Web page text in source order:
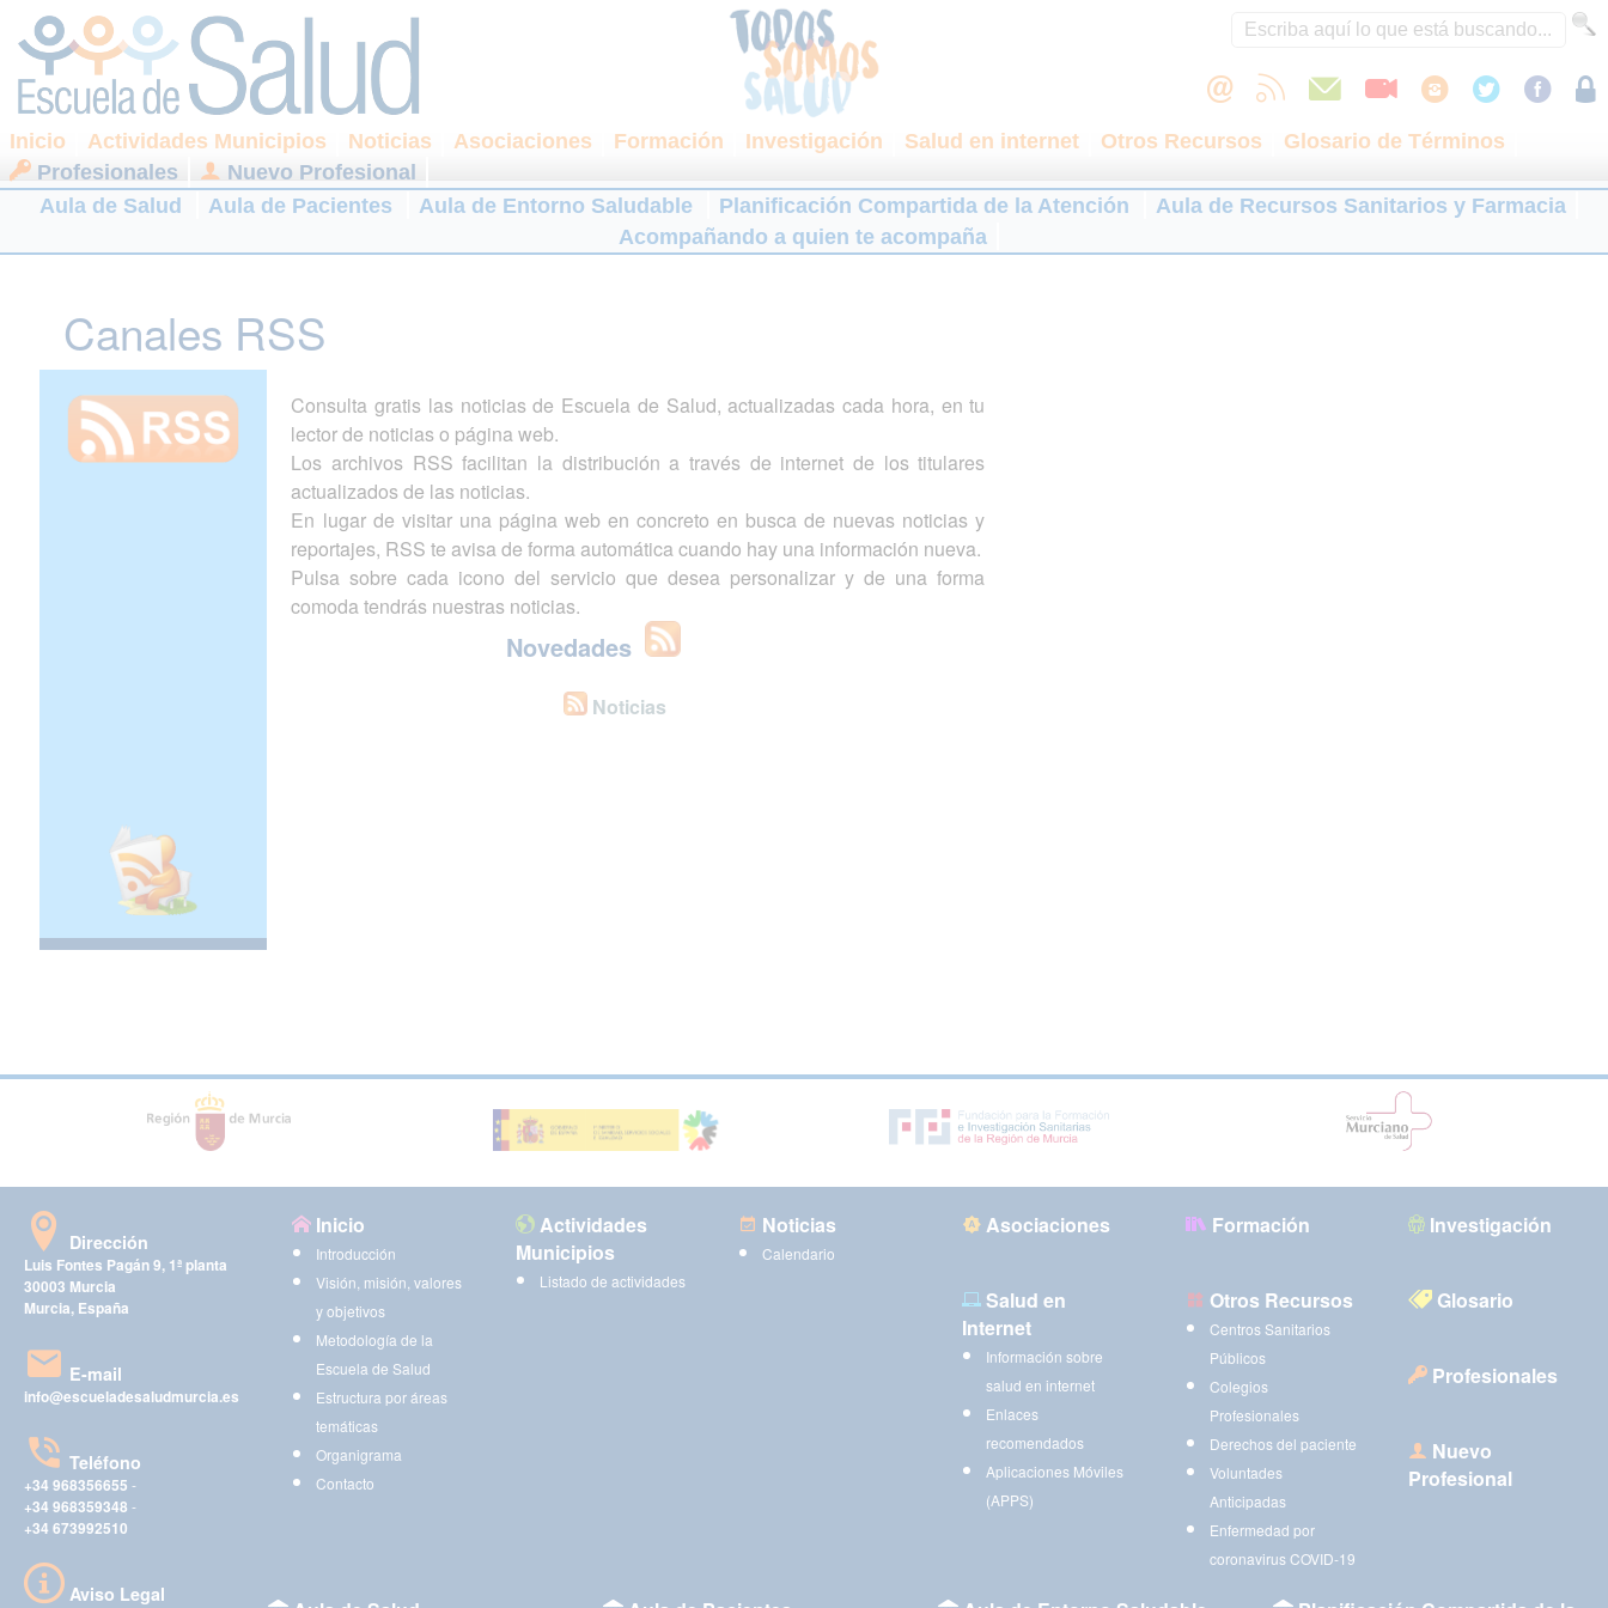
Inicio Actividades Municipios Noticias Asociaciones Formación Investigación Salud en internet Otros Recursos
Glosario de Términos
Profesionales
Nuevo Profesional
Aula de Salud
Aula de Pacientes Aula de Entorno Saludable Planificación Compartida de la Atención
Aula de Recursos Sanitarios y Farmacia
Acompañando a quien te acompaña
Canales RSS
Consulta gratis las noticias de Escuela de Salud, actualizadas cada hora, en tu
lector de noticias o página web.
Los archivos RSS facilitan la distribución a través de internet de los titulares
actualizados de las noticias.
En lugar de visitar una página web en concreto en busca de nuevas noticias y
reportajes, RSS te avisa de forma automática cuando hay una información nueva.
Pulsa sobre cada icono del servicio que desea personalizar y de una forma
comoda tendrás nuestras noticias.
Novedades
Noticias
Dirección
Luis Fontes Pagán 9, 1ª planta
30003 Murcia
Murcia, España
E-mail
info@escueladesaludmurcia.es
Teléfono
+34 968356655 -
+34 968359348 -
+34 673992510
Aviso Legal
Inicio
Introducción
Visión, misión, valores
y objetivos
Metodología de la
Escuela de Salud
Estructura por áreas
temáticas
Organigrama
Contacto
Actividades
Municipios
Listado de actividades
Noticias
Calendario
Asociaciones Formación Investigación
Salud en
Internet
Información sobre
salud en internet
Enlaces
recomendados
Aplicaciones Móviles
(APPS)
Otros Recursos
Centros Sanitarios
Públicos
Colegios
Profesionales
Derechos del paciente
Voluntades
Anticipadas
Enfermedad por
coronavirus COVID-19
Glosario
Profesionales
Nuevo
Profesional